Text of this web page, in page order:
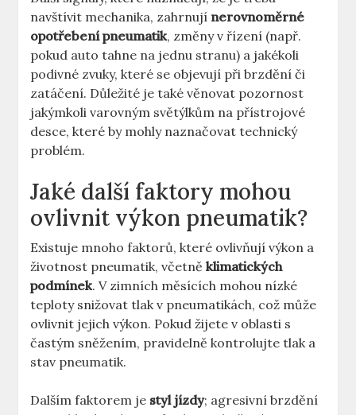
navštívit mechanika, zahrnují nerovnoměrné
opotřebení pneumatik, změny v řízení (např.
pokud auto tahne na jednu stranu) a jakékoli
podivné zvuky, které se objevují při brzdění či
zatáčení. Důležité je také věnovat pozornost
jakýmkoli varovným světýlkům na přístrojové
desce, které by mohly naznačovat technický
problém.
Jaké další faktory mohou
ovlivnit výkon pneumatik?
Existuje mnoho faktorů, které ovlivňují výkon a
životnost pneumatik, včetněklimatických
podmínek. V zimních měsících mohou nízké
teploty snižovat tlak v pneumatikách, což může
ovlivnit jejich výkon. Pokud žijete v oblasti s
častým sněžením, pravidelně kontrolujte tlak a
stav pneumatik.
Dalším faktorem je styl jízdy; agresivní brzdění